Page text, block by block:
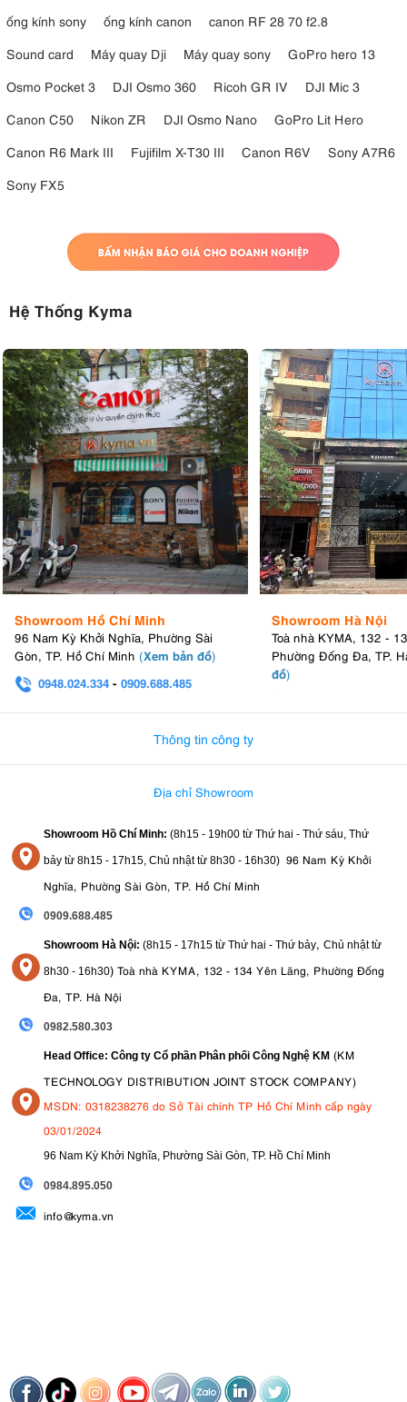
ống kính sony
ống kính canon
canon RF 28 70 f2.8
Sound card
Máy quay Dji Máy quay sony
GoPro hero 13
Osmo Pocket 3
DJI Osmo 360 Ricoh GR IV
DJI Mic 3
Canon C50
Nikon ZR DJI Osmo Nano
GoPro Lit Hero
Canon R6 Mark III
Fujifilm X-T30 III Canon R6V
Sony A7R6
Sony FX5
Hệ Thống Kyma
Showroom Hồ Chí Minh
96 Nam Kỳ Khởi Nghĩa, Phường Sài
Gòn, TP. Hồ Chí Minh (Xem bản đồ)
0948.024.334 - 0909.688.485
Showroom Hà Nội
Toà nhà KYMA, 132 -
Phường Đống Đa, TP.
đồ)
Thông tin công ty
Địa chỉ Showroom
Showroom Hồ Chí Minh: (8h15 - 19h00 từ Thứ hai - Thứ sáu, Thứ
bảy từ 8h15 - 17h15, Chủ nhật từ 8h30 - 16h30) 96 Nam Kỳ Khởi
Nghĩa, Phường Sài Gòn, TP. Hồ Chí Minh
0909.688.485
Showroom Hà Nội: (8h15 - 17h15 từ Thứ hai - Thứ bảy, Chủ nhật từ
8h30 - 16h30) Toà nhà KYMA, 132 - 134 Yên Lãng, Phường Đống
Đa, TP. Hà Nội
0982.580.303
Head Office: Công ty Cổ phần Phân phối Công Nghệ KM (KM
TECHNOLOGY DISTRIBUTION JOINT STOCK COMPANY)
MSDN: 0318238276 do Sở Tài chính TP Hồ Chí Minh cấp ngày
03/01/2024
96 Nam Kỳ Khởi Nghĩa, Phường Sài Gòn, TP. Hồ Chí Minh
0984.895.050
info@kyma.vn